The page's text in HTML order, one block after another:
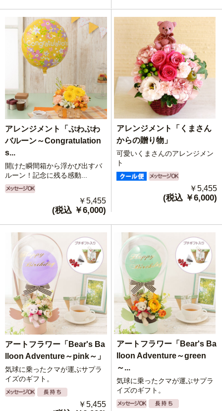
アレンジメント「ぷわぷわ
バルーン～Congratulation
s...
開けた瞬間箱から浮かび出すバ
ルーン！記念に残る感動...
￥5,455
(税込 ￥6,000)
アレンジメント「くまさん
からの贈り物」
可愛いくまさんのアレンジメン
ト
￥5,455
(税込 ￥6,000)
アートフラワー「Bear's Ba
lloon Adventure～pink～」
気球に乗ったクマが運ぶサプラ
イズのギフト。
￥5,455
アートフラワー「Bear's Ba
lloon Adventure～green
～...
気球に乗ったクマが運ぶサプラ
イズのギフト。